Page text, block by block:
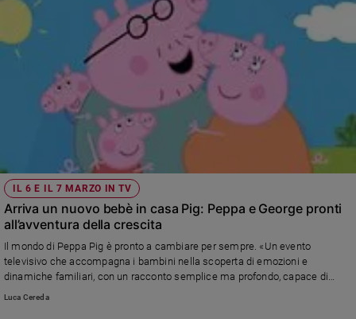
IL 6 E IL 7 MARZO IN TV
Arriva un nuovo bebè in casa Pig: Peppa e George pronti
all’avventura della crescita
Il mondo di Peppa Pig è pronto a cambiare per sempre. «Un evento
televisivo che accompagna i bambini nella scoperta di emozioni e
dinamiche familiari, con un racconto semplice ma profondo, capace di
unire finzione e realtà», spiega Giorgio Simonelli, esperto di giornalismo e
Luca Cereda